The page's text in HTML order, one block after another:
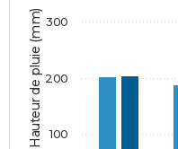
Hauteur de pluie (mm) 100
200
300